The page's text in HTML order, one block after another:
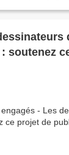
soutenez